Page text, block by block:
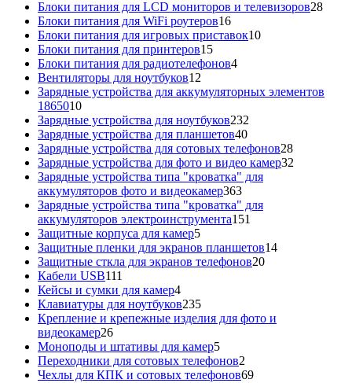
товаров
Блоки питания для LCD мониторов и телевизоров2828
Блоки питания для WiFi роутеров1616
товаров
Блоки питания для игровых приставок1010
Блоки питания для принтеров1515
товаров
Блоки питания для радиотелефонов44
Вентиляторы для ноутбуков12
товаров
Зарядные устройства для аккумуляторных элементов
186501010
товаров
Зарядные устройства для ноутбуков232
Зарядные устройства для планшетов4040
товаров
Зарядные устройства для сотовых телефонов2828
товаров
Зарядные устройства для фото и видео камер32
Зарядные устройства типа "кроватка" для
аккумуляторов фото и видеокамер363363
товара
Зарядные устройства типа "кроватка" для
аккумуляторов электроинструмента151
Защитные корпуса для камер55
товаров
Защитные пленки для экранов планшетов1414
Защитные сткла для экранов телефонов2020
Кабели USB111
товаров
Кейсы и сумки для камер44
товара
Клавиатуры для ноутбуков235235
товаров
Крепление и крепежные изделия для фото и
видеокамер2626
товаров
Моноподы и штативы для камер55
товаров
Переходники для сотовых телефонов2
товара
Чехлы для КПК и сотовых телефонов6969